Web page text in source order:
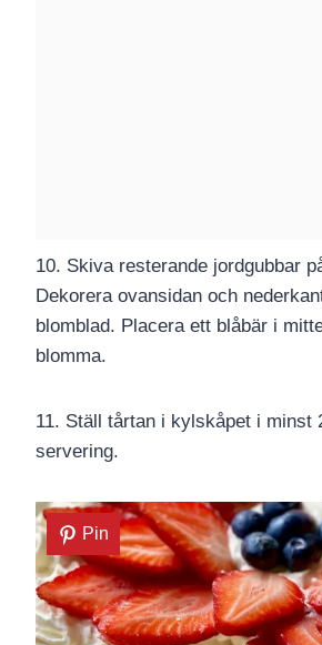
10. Skiva resterande jordgubbar
Dekorera ovansidan och
blomblad. Placera ett blåbär i
blomma.
11. Ställ tårtan i kylskåpet i minst
servering.
Pin